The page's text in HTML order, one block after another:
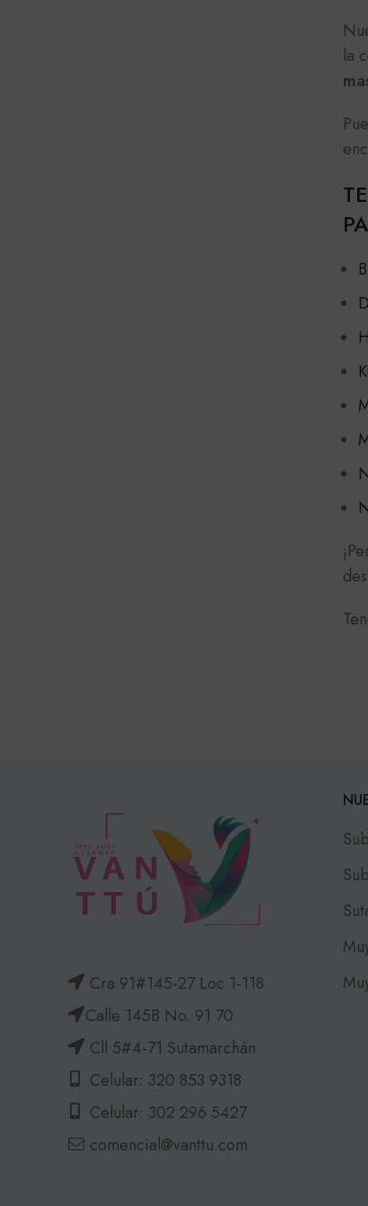
la
Cra 91#145-27 Loc 1-118
Calle 145B No. 91 70
Cll 5#4-71 Sutamarchán
Celular: 320 853 9318
Celular: 302 296 5427
comencial@vanttu.com